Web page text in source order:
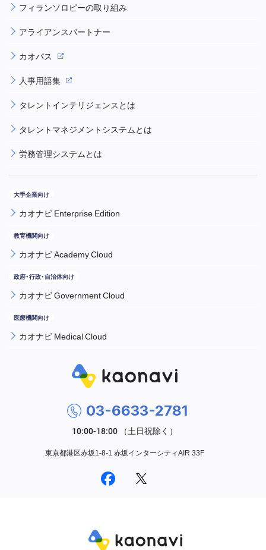
フィランソロピーの取り組み
アライアンスパートナー
カオパス
人事用語集
タレントインテリジェンスとは
タレントマネジメントシステムとは
労務管理システムとは
カオナビ Enterprise Edition
カオナビ Academy Cloud
カオナビ Government Cloud
カオナビ Medical Cloud
03-6633-2781
東京都港区赤坂1-8-1 赤坂インターシティAIR 33F